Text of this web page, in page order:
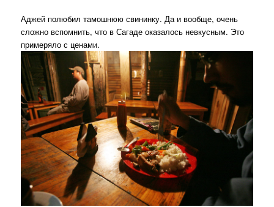
Аджей полюбил тамошнюю свининку. Да и вообще, очень
сложно вспомнить, что в Сагаде оказалось невкусным. Это
примеряло с ценами.